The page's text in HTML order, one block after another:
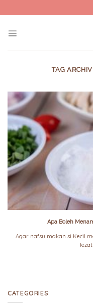
to
TAG
Apa Boleh
Agar nafsu makan si Kecil
CATEGORIES